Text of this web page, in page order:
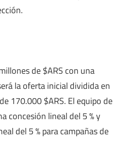
de $ARS con una
la oferta inicial dividida en
170.000 $ARS. El equipo de
concesión lineal del 5 % y
del 5 % para campañas de